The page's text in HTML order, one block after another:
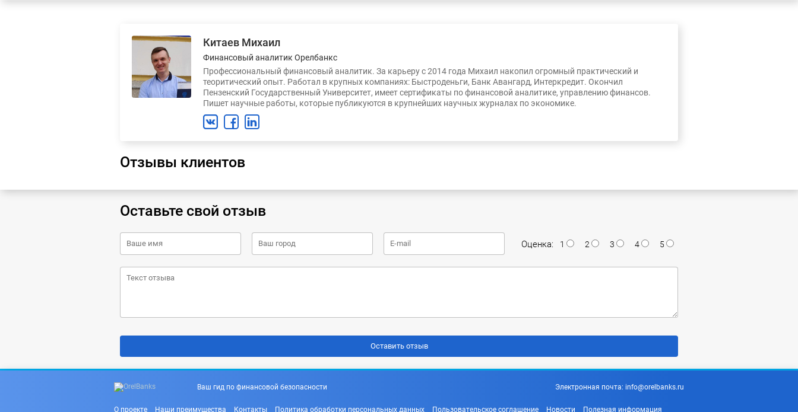
Китаев Михаил
Финансовый аналитик Орелбанкс
Профессиональный финансовый аналитик. За карьеру с 2014 года Михаил накопил огромный практический и
теоритический опыт. Работал в крупных компаниях: Быстроденьги, Банк Авангард, Интеркредит. Окончил
Пензенский Государственный Университет, имеет сертификаты по финансовой аналитике, управлению финансов.
Пишет научные работы, которые публикуются в крупнейших научных журналах по экономике.
Отзывы клиентов
Оставьте свой отзыв
Оценка: 1 2 3 4 5
Ваш гид по финансовой безопасности Электронная почта: info@orelbanks.ru
О проекте Наши преимущества Контакты Политика обработки персональных данных Пользовательское соглашение Новости Полезная информация